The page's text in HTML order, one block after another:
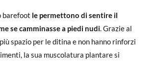
barefoot le permettono di sentire il
se camminasse a piedi nudi. Grazie al
spazio per le ditina e non hanno rinforzi
la sua muscolatura plantare si